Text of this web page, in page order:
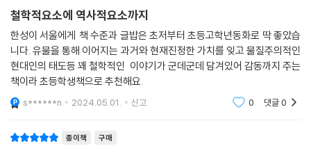
둔 오빠의 방. 울이는 오빠의 방이 마치 백제 시대 사람들이 껴묻거리(산
사람이 쓰던 물건)를 함께 묻어 주었다던 돌방무덤이자 박물관 같다고 느
낀다. 오빠를 잃은 슬픔에서 헤어 나오지 못하는 가족, 그 안에서 오빠가 남
긴 삶의 의미를 받아들이지 못하고 혼란스러워하는 울이는 이천 년 전에
너무나도 일찍 죽음을 맞이한 성이를 통해 비로소 사랑이 담긴 물건의 가
치와 메시지를 깨달아 간다. 그리고 어른들이 집을 비운 틈을 타 울이의 집
에 들이닥친 도굴꾼들. 울이와 성이는 욕심에 눈먼 이들에게 유물을 넘겨
마주한 것은 무엇일까? 우리가 그것을 발견한 순간 우리는 유물의 의미를,
철학적요소에 역사적요소까지
한성이 서울에게 책 수준과 글밥은 초저부터 초등고학년동화로 딱 좋았습
니다. 유물을 통해 이어지는 과거와 현재진정한 가치를 잊고 물질주의적인
현대인의 태도등 꽤 철학적인 이야기가 군데군데 담겨있어 감동까지 주는
책이라 초등학생책으로 추천해요.
s******n 2024.05.01. 신고 0 댓글0
종이책 구매